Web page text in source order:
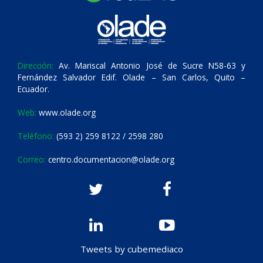
Dirección: Av. Mariscal Antonio José de Sucre N58-63 y
Fernández Salvador Edif. Olade – San Carlos, Quito –
Ecuador.
Web: www.olade.org
Teléfono: (593 2) 259 8122 / 2598 280
Correo: centro.documentacion@olade.org
Tweets by cubemediaco